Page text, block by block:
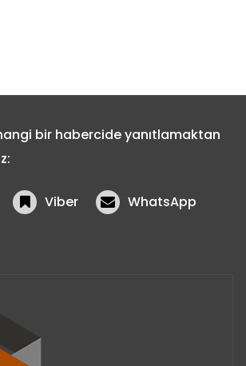
bir habercide yanıtlamaktan
Viber
WhatsApp